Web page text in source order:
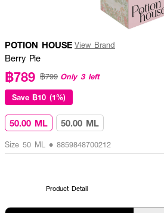
POTION HOUSE View Brand
Berry Pie
฿789 ฿799 Only 3 left
Save ฿10 (1%)
50.00 ML 50.00 ML
Size 50 ML • 8859848700212
Product Detail